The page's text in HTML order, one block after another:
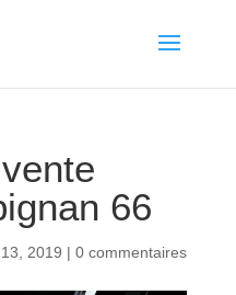
66
2019 | 0 commentaires